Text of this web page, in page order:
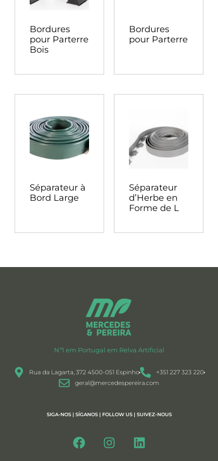
Bordures
pour Parterre
Bois
Bordures
pour Parterre
Séparateur à
Bord Large
Séparateur
d’Herbe en
Forme de L
Nº1 em Portugal em Relva Artificial
Rua da Lagarta, 372 4500-051 Espinho
+351 227 323 220
geral@mercedespereira.com
SIGA-NOS | SÍGANOS | FOLLOW US | SUIVEZ-NOUS